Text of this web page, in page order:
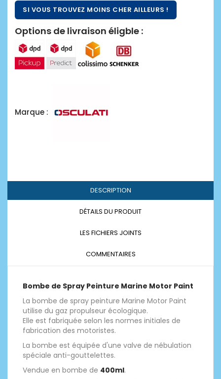
SI VOUS TROUVEZ MOINS CHER AILLEURS !
Options de livraison éligble :
Marque :
DESCRIPTION
DÉTAILS DU PRODUIT
LES FICHIERS JOINTS
COMMENTAIRES
Bombe de Spray Peinture Marine Motor Paint
La bombe de spray peinture Marine Motor Paint
utilise du gaz propulseur écologique.
Elle est fabriquée selon les normes initiales de
fabrication des motoristes.
La bombe est équipée d'une valve de nébulation
spéciale anti-gouttelettes.
Vendue en bombe de 400ml.